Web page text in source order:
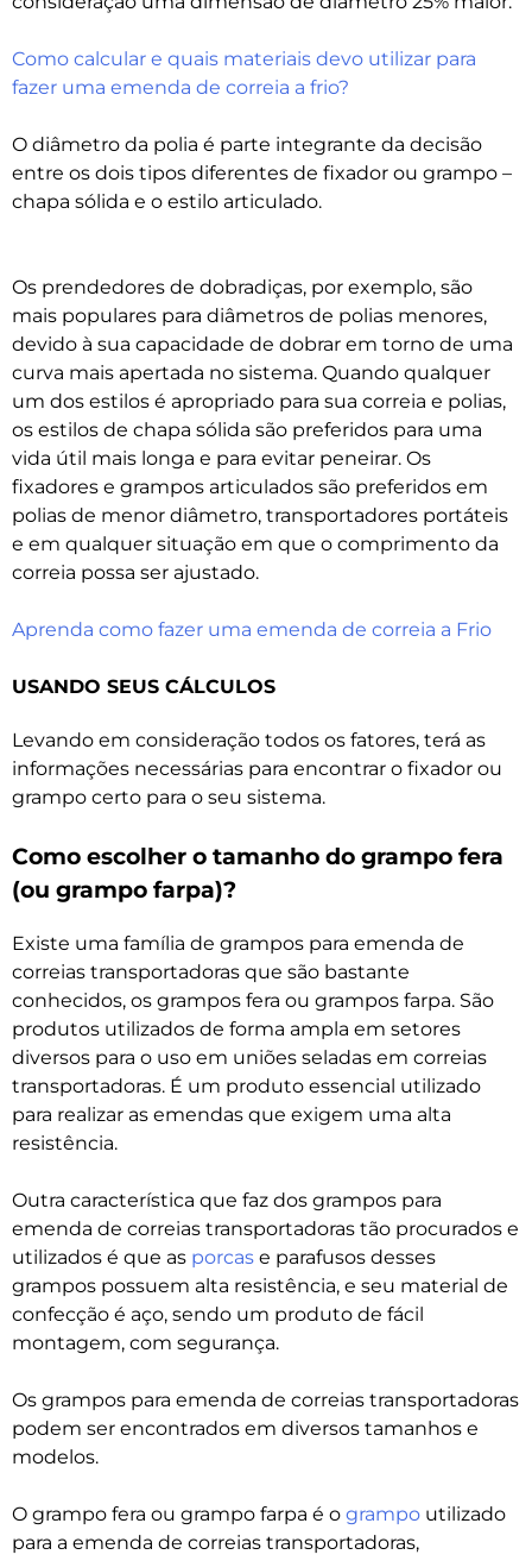
Como calcular e quais materiais devo utilizar para
fazer uma emenda de correia a frio?
O diâmetro da polia é parte integrante da decisão
entre os dois tipos diferentes de fixador ou grampo –
chapa sólida e o estilo articulado.
Os prendedores de dobradiças, por exemplo, são
mais populares para diâmetros de polias menores,
devido à sua capacidade de dobrar em torno de uma
curva mais apertada no sistema. Quando qualquer
um dos estilos é apropriado para sua correia e polias,
os estilos de chapa sólida são preferidos para uma
vida útil mais longa e para evitar peneirar. Os
fixadores e grampos articulados são preferidos em
polias de menor diâmetro, transportadores portáteis
e em qualquer situação em que o comprimento da
correia possa ser ajustado.
Aprenda como fazer uma emenda de correia a Frio
USANDO SEUS CÁLCULOS
Levando em consideração todos os fatores, terá as
informações necessárias para encontrar o fixador ou
grampo certo para o seu sistema.
Como escolher o tamanho do grampo fera
(ou grampo farpa)?
Existe uma família de grampos para emenda de
correias transportadoras que são bastante
conhecidos, os grampos fera ou grampos farpa. São
produtos utilizados de forma ampla em setores
diversos para o uso em uniões seladas em correias
transportadoras. É um produto essencial utilizado
para realizar as emendas que exigem uma alta
resistência.
Outra característica que faz dos grampos para
emenda de correias transportadoras tão procurados e
utilizados é que as porcas e parafusos desses
grampos possuem alta resistência, e seu material de
confecção é aço, sendo um produto de fácil
montagem, com segurança.
Os grampos para emenda de correias transportadoras
podem ser encontrados em diversos tamanhos e
modelos.
O grampo fera ou grampo farpa é o grampo utilizado
para a emenda de correias transportadoras,